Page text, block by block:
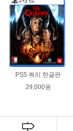
PS5 쿼리 한글판
29,000원